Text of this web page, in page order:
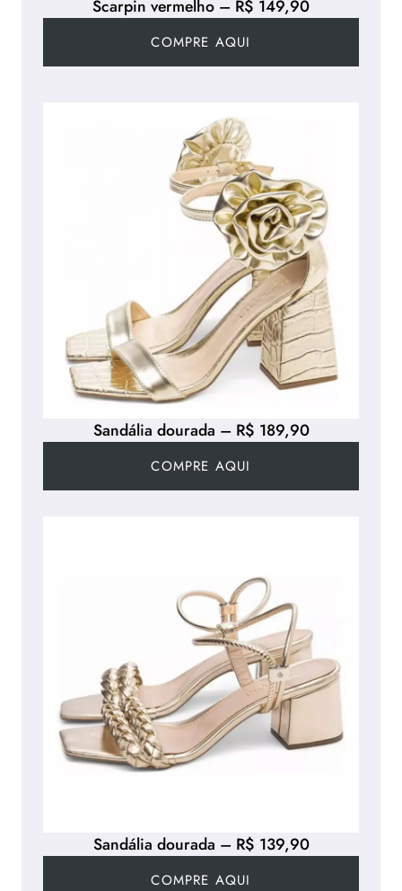
Sandália dourada – R$ 189,90
COMPRE AQUI
Scarpin vermelho – R$ 149,90
COMPRE AQUI
Sandália dourada – R$ 139,90
COMPRE AQUI